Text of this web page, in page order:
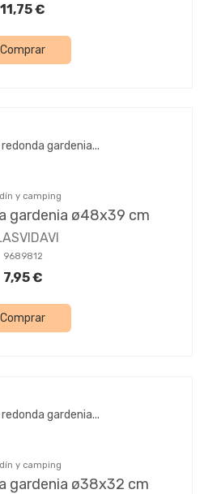
11,75 €
Comprar
y camping
gardenia ø48x39 cm
9689812
7,95 €
Comprar
y camping
gardenia ø38x32 cm